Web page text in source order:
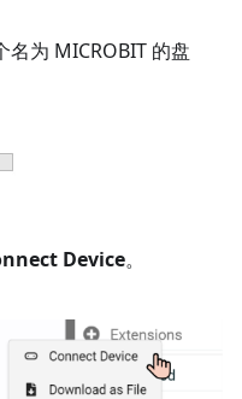
为 MICROBIT 的盘
Device。